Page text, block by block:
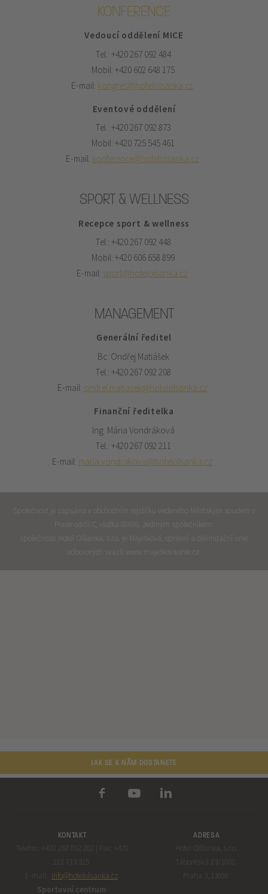
KONFERENCE
Vedoucí oddělení MICE
Tel.: +420 267 092 484
Mobil: +420 602 648 175
E-mail: kongres@hotelolsanka.cz
Eventové oddělení
Tel.: +420 267 092 873
Mobil: +420 725 545 461
E-mail: konference@hotelolsanka.cz
SPORT & WELLNESS
Recepce sport & wellness
Tel.: +420 267 092 448
Mobil: +420 606 658 899
E-mail: sport@hotelolsanka.cz
MANAGEMENT
Generální ředitel
Bc. Ondřej Matiášek
Tel.: +420 267 092 208
E-mail: ondrej.matiasek@hotelolsanka.cz
Finanční ředitelka
Ing. Mária Vondráková
Tel.: +420 267 092 211
E-mail: maria.vondrakova@hotelolsanka.cz
Společnost je zapsána v obchodním rejstříku vedeného Městským soudem v
Praze oddíl C, vložka 80698. Jediným společníkem
společnosti Hotel Olšanka, s.r.o. je Majetková, správní a delimitační unie
odborových svazů www.majetkovaunie.cz
JAK SE K NÁM DOSTANETE
KONTAKT
Telefon: +420 267 092 202 | Fax: +420
222 713 315
E-mail: info@hotelolsanka.cz
Sportovní centrum
ADRESA
Hotel Olšanka, s.r.o.
Táboritská 23/1000,
Praha 3, 13000